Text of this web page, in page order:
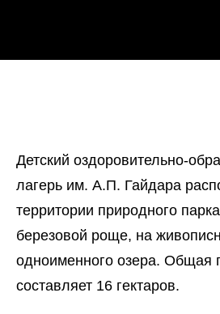
Детский оздоровительно-
лагерь им. А.П. Гайдара
территории природного
березовой роще, на
одноименного озера. Общая
составляет 16 гектаров.